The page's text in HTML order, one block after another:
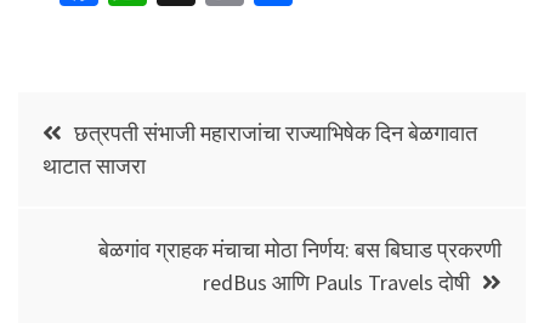
o
k
p
Li
Post
navigation
छत्रपती संभाजी महाराजांचा राज्याभिषेक दिन बेळगावात
थाटात साजरा
बेळगांव ग्राहक मंचाचा मोठा निर्णय: बस बिघाड प्रकरणी
redBus आणि Pauls Travels दोषी